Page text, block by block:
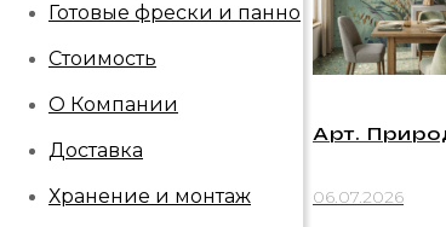
Готовые фрески и панно
Стоимость
О Компании
Доставка
Хранение и монтаж
Арт.
06.07.2026